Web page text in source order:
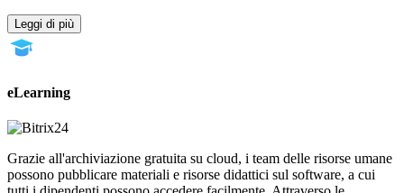
Leggi di più
eLearning
Grazie all'archiviazione gratuita su cloud, i team delle risorse umane
possono pubblicare materiali e risorse didattici sul software, a cui